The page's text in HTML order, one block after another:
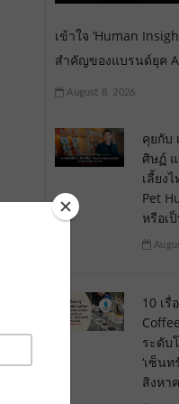
เข้าใจ ‘Human
สำคัญของแบรนด์ยุค
August 8, 2026
คุยกับ
ศิษฏ์
เลี้ยง
Pet
หรือเ
10 เรื่
ระดับ
‘เซ็น
สิงหา